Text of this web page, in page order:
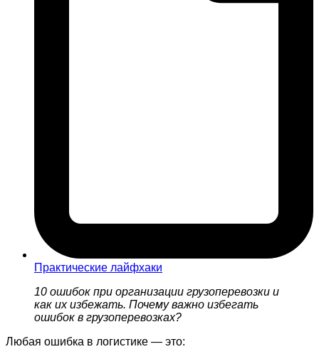
Практические лайфхаки
10 ошибок при организации грузоперевозки и
как их избежать. Почему важно избегать
ошибок в грузоперевозках?
Любая ошибка в логистике — это: